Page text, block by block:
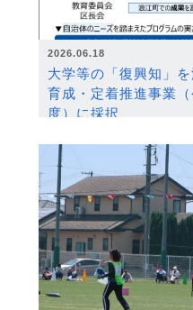
2026.06.18
大学等の「復興知」
育成・定着推進事業
度）に採択